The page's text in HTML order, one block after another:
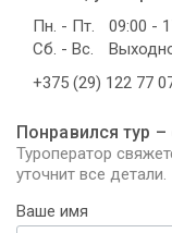
Пн. - Пт.
09:00 -
Сб. - Вс.
+375 (29) 122 77
Понравился тур –
Туроператор
уточнит все детали.
Ваше имя